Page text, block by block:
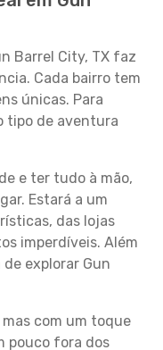
Barrel City, TX faz
Cada bairro tem
únicas. Para
tipo de aventura
e ter tudo à mão,
Estará a um
das lojas
imperdíveis. Além
explorar Gun
com um toque
pouco fora dos